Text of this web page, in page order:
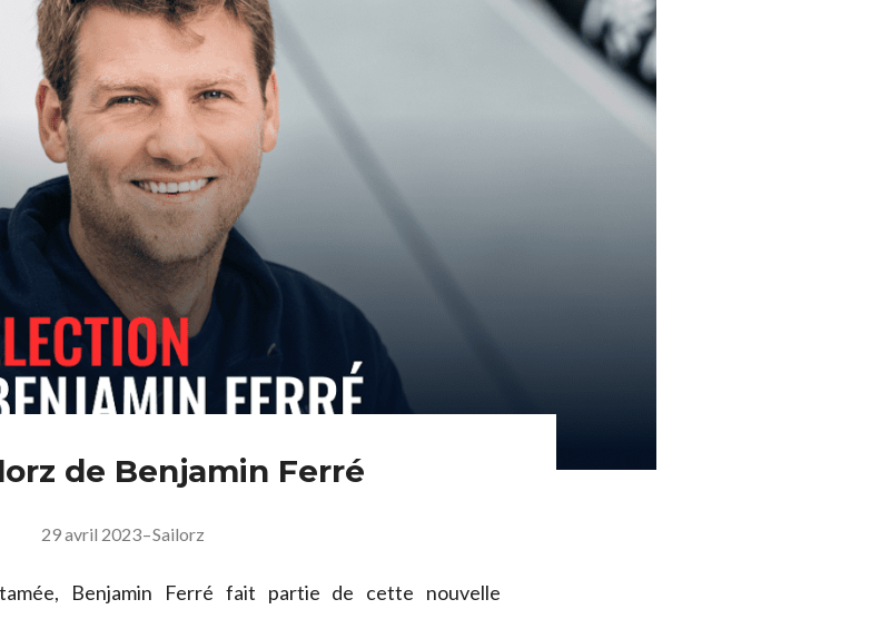
de Benjamin Ferré
29 avril 2023–Sailorz
Benjamin Ferré fait partie de cette nouvelle